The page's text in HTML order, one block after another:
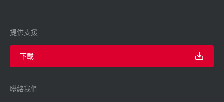
提供支援
下載
聯絡我們